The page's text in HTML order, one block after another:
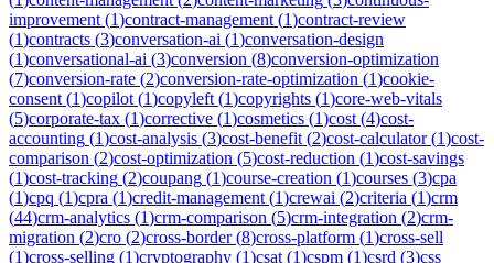
improvement (1)contract-management (1)contract-review
(1)contracts (3)conversation-ai (1)conversation-design
(1)conversational-ai (3)conversion (8)conversion-optimization
(7)conversion-rate (2)conversion-rate-optimization (1)cookie-
consent (1)copilot (1)copyleft (1)copyrights (1)core-web-vitals
(5)corporate-tax (1)corrective (1)cosmetics (1)cost (4)cost-
accounting (1)cost-analysis (3)cost-benefit (2)cost-calculator(1)cost-
comparison (2)cost-optimization (5)cost-reduction (1)cost-savings
(1)cost-tracking (2)coupang (1)course-creation (1)courses (3)cpa
(1)cpq (1)cpra (1)credit-management (1)crewai (2)criteria (1)crm
(44)crm-analytics (1)crm-comparison (5)crm-integration (2)crm-
migration (2)cro (2)cross-border(8)cross-platform (1)cross-sell
(1)cross-selling (1)cryptography (1)csat (1)cspm (1)csrd (3)css